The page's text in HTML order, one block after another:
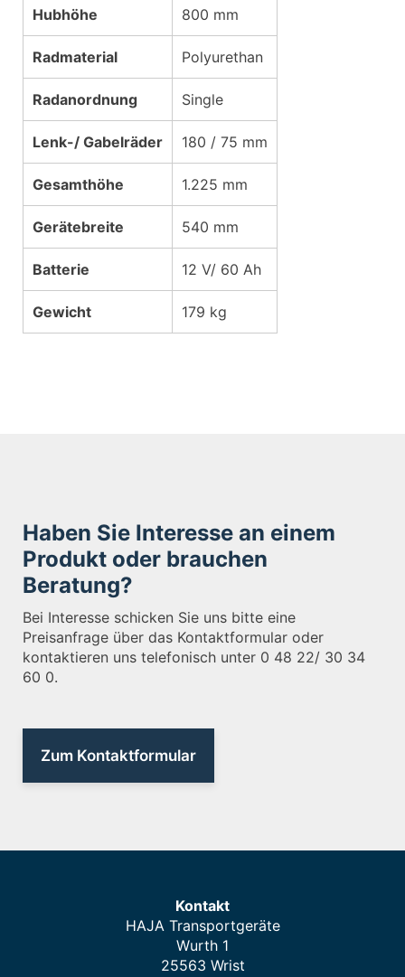
Hubhöhe 800 mm
Radmaterial Polyurethan
Radanordnung Single
Lenk-/ Gabelräder 180 / 75 mm
Gesamthöhe 1.225 mm
Gerätebreite 540 mm
Batterie 12 V/ 60 Ah
Gewicht 179 kg
Haben Sie Interesse an einem
Produkt oder brauchen
Beratung?
Bei Interesse schicken Sie uns bitte eine
Preisanfrage über das Kontaktformular oder
kontaktieren uns telefonisch unter 0 48 22/ 30 34
60 0.
Zum Kontaktformular
Kontakt
HAJA Transportgeräte
Wurth 1
25563 Wrist